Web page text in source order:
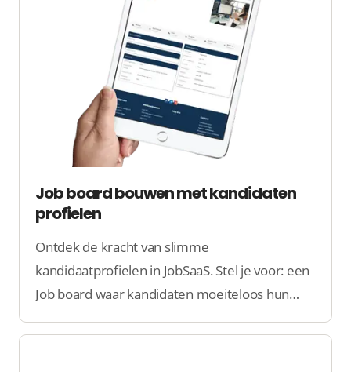
Job board bouwen met kandidaten
profielen
Ontdek de kracht van slimme
kandidaatprofielen in JobSaaS. Stel je voor: een
Job board waar kandidaten moeiteloos hun
profiel kunnen aanmaken, werkgevers direct
de juiste talenten vinden, en jij alles